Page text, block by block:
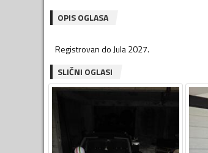
OPIS OGLASA
Registrovan do Jula 2027.
SLIČNI OGLASI